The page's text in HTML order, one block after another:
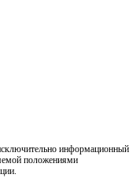
информационный
положениями